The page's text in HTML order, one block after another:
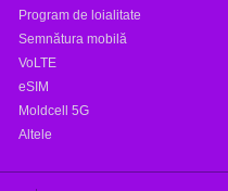
Program de loialitate
Semnătura mobilă
VoLTE
eSIM
Moldcell 5G
Altele